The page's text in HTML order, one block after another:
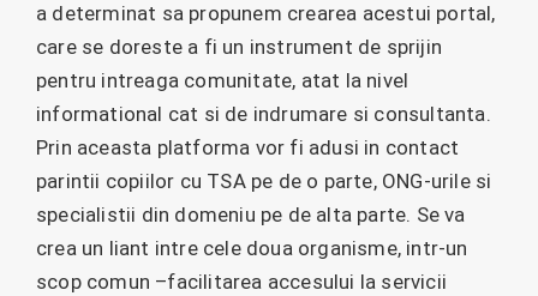
a determinat sa propunem crearea acestui portal,
care se doreste a fi un instrument de sprijin
pentru intreaga comunitate, atat la nivel
informational cat si de indrumare si consultanta.
Prin aceasta platforma vor fi adusi in contact
parintii copiilor cu TSA pe de o parte, ONG-urile si
specialistii din domeniu pe de alta parte. Se va
crea un liant intre cele doua organisme, intr-un
scop comun –facilitarea accesului la servicii